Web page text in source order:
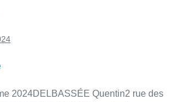
2024DELBASSÉE Quentin2 rue des